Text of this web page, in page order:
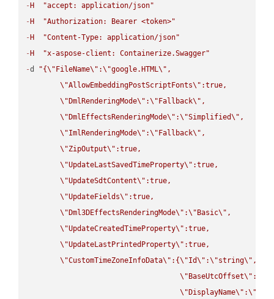
- H
"accept: application/json"
- H
"Authorization: Bearer <token>"
- H
"Content-Type: application/json"
- H
"x-aspose-client: Containerize.Swagger"
-d "{\" FileName\" :\"google.HTML\" ,
\"AllowEmbeddingPostScriptFonts\" :true,
\" DmlRenderingMode\" :\" Fallback\" ,
\" DmlEffectsRenderingMode\" :\"Simplified\" ,
\"ImlRenderingMode\" :\" Fallback\" ,
\"ZipOutput\" :true,
\"UpdateLastSavedTimeProperty\" :true,
\"UpdateSdtContent\" :true,
\"UpdateFields\" :true,
\" Dml3DEffectsRenderingMode\" :\" Basic\" ,
\"UpdateCreatedTimeProperty\" :true,
\"UpdateLastPrintedProperty\" :true,
\"CustomTimeZoneInfoData\" :{\"Id\" :\"string\" ,
\" BaseUtcOffset\" :
\" DisplayName\" :\"